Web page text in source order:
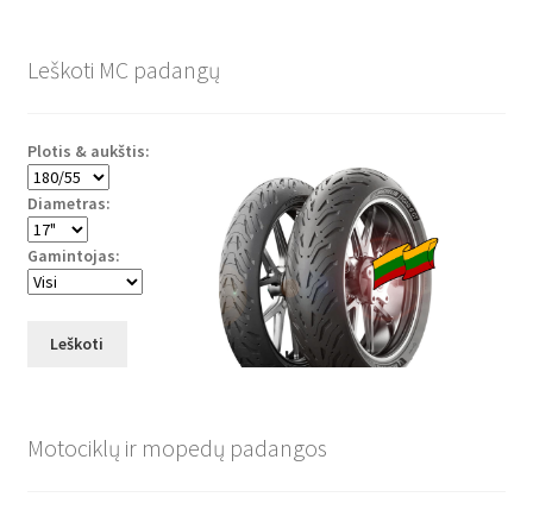
Leškoti MC padangų
Plotis & aukštis:
Diametras:
Gamintojas:
Leškoti
Motociklų ir mopedų padangos